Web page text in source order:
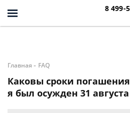
8 499-
Главная - FAQ
Каковы сроки
я был осужден 31 августа